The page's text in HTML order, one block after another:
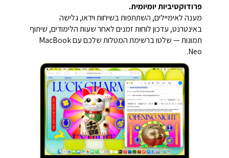
פרודוקטיביות יומיומית.
מענה לאימיילים, השתתפות בשיחות וידאו, גלישה
באינטרנט, עדכון לוחות זמנים לאחר שעות הלימודים, שיתוף
תמונות — שלטו ברשימת המטלות שלכם עם MacBook
Neo.